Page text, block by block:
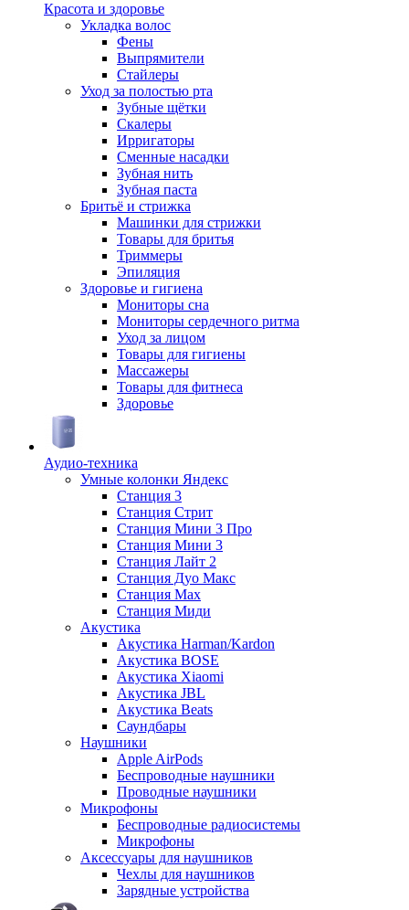
Красота и здоровье
Укладка волос
Фены
Выпрямители
Стайлеры
Уход за полостью рта
Зубные щётки
Скалеры
Ирригаторы
Сменные насадки
Зубная нить
Зубная паста
Бритьё и стрижка
Машинки для стрижки
Товары для бритья
Триммеры
Эпиляция
Здоровье и гигиена
Мониторы сна
Мониторы сердечного ритма
Уход за лицом
Товары для гигиены
Массажеры
Товары для фитнеса
Здоровье
Аудио-техника
Умные колонки Яндекс
Станция 3
Станция Стрит
Станция Мини 3 Про
Станция Мини 3
Станция Лайт 2
Станция Дуо Макс
Станция Max
Станция Миди
Акустика
Акустика Harman/Kardon
Акустика BOSE
Акустика Xiaomi
Акустика JBL
Акустика Beats
Саундбары
Наушники
Apple AirPods
Беспроводные наушники
Проводные наушники
Микрофоны
Беспроводные радиосистемы
Микрофоны
Аксессуары для наушников
Чехлы для наушников
Зарядные устройства